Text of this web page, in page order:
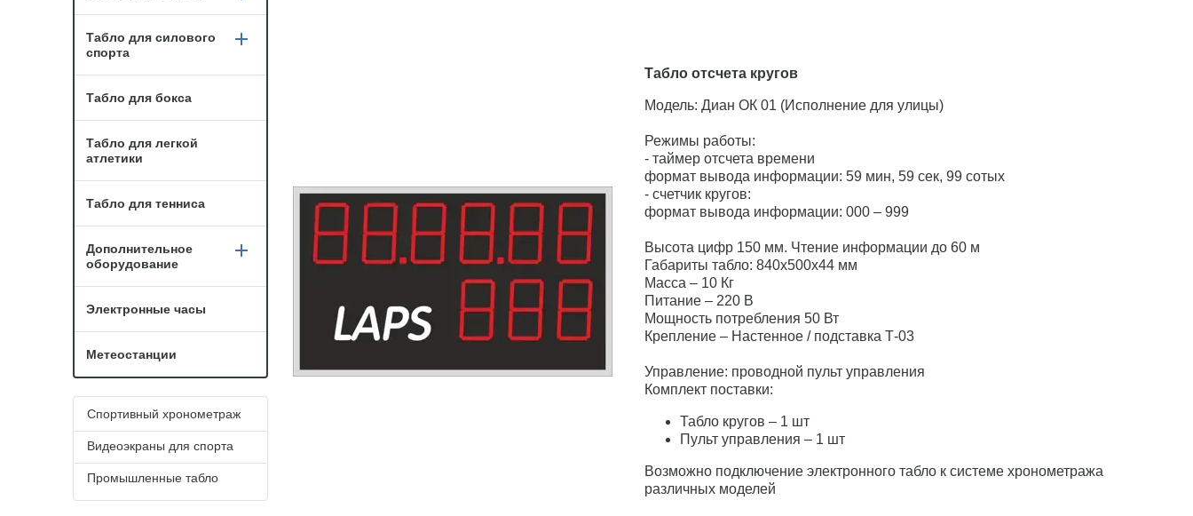
Табло отсчета кругов
Модель: Диан ОК 01 (Исполнение для улицы)
Режимы работы:
- таймер отсчета времени
формат вывода информации: 59 мин, 59 сек, 99 сотых
- счетчик кругов:
формат вывода информации: 000 – 999
Высота цифр 150 мм. Чтение информации до 60 м
Габариты табло: 840х500х44 мм
Масса – 10 Кг
Питание – 220 В
Мощность потребления 50 Вт
Крепление – Настенное / подставка Т-03
Управление: проводной пульт управления
Комплект поставки:
Табло кругов – 1 шт
Пульт управления – 1 шт
Возможно подключение электронного табло к системе хронометража
различных моделей
Табло для силового
спорта
Табло для бокса
Табло для легкой
атлетики
Табло для тенниса
Дополнительное
оборудование
Электронные часы
Метеостанции
Спортивный хронометраж
Видеоэкраны для спорта
Промышленные табло